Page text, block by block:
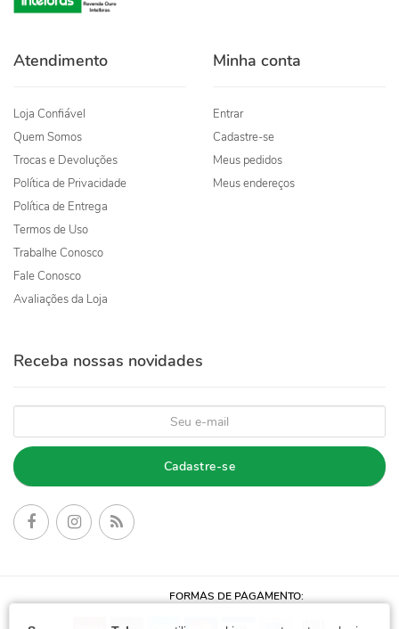
Atendimento
Loja Confiável
Quem Somos
Trocas e Devoluções
Política de Privacidade
Política de Entrega
Termos de Uso
Trabalhe Conosco
Fale Conosco
Avaliações da Loja
Minha conta
Entrar
Cadastre-se
Meus pedidos
Meus endereços
Receba nossas novidades
Cadastre-se
FORMAS DE PAGAMENTO: